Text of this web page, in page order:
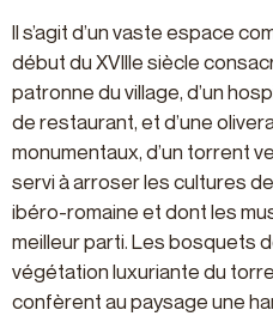
Il s’agit d’un vaste espace
début du XVIIIe siècle
patronne du village, d’un
de restaurant, et d’une
monumentaux, d’un torrent
servi à arroser les cultures
ibéro-romaine et dont les
meilleur parti. Les bosquets
végétation luxuriante du
confèrent au paysage une